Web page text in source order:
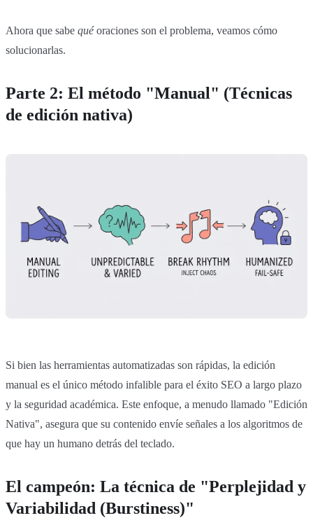
Ahora que sabe quéoraciones son el problema, veamos cómo
solucionarlas.
Parte 2: El método "Manual" (Técnicas
de edición nativa)
Si bien las herramientas automatizadas son rápidas, la edición
manual es el único método infalible para el éxito SEO a largo plazo
y la seguridad académica. Este enfoque, a menudo llamado "Edición
Nativa", asegura que su contenido envíe señales a los algoritmos de
que hay un humano detrás del teclado.
El campeón: La técnica de "Perplejidad y
Variabilidad (Burstiness)"